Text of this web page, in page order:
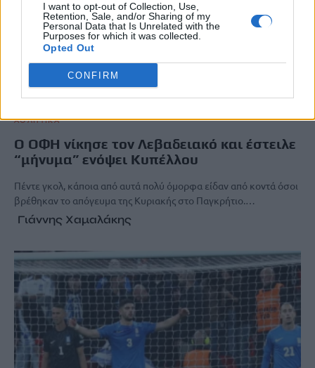
I want to opt-out of Collection, Use,
Retention, Sale, and/or Sharing of my
Personal Data that Is Unrelated with the
Purposes for which it was collected.
Opted Out
CONFIRM
ΑΘΛΗΤΙΚΑ
O OΦΗ νίκησε τον Λεβαδειακό και έστειλε
“μήνυμα” ενόψει Κυπέλλου
Πέντε γκολ, κάποια από αυτά πολύ όμορφα είδαν από κοντά όσοι
βρέθηκαν το απόγευμα της Κυριακής στο Παγκρήτιο.…
Γιάννης Χαμαλάκης